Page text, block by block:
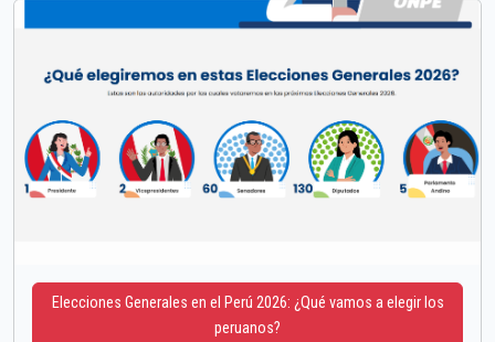
Elecciones Generales en el Perú 2026: ¿Qué vamos a elegir los
peruanos?